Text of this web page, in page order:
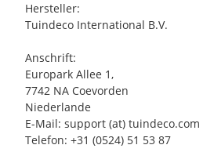
Hersteller:
Tuindeco International B.V.
Anschrift:
Europark Allee 1,
7742 NA Coevorden
Niederlande
E-Mail: support (at) tuindeco.com
Telefon: +31 (0524) 51 53 87